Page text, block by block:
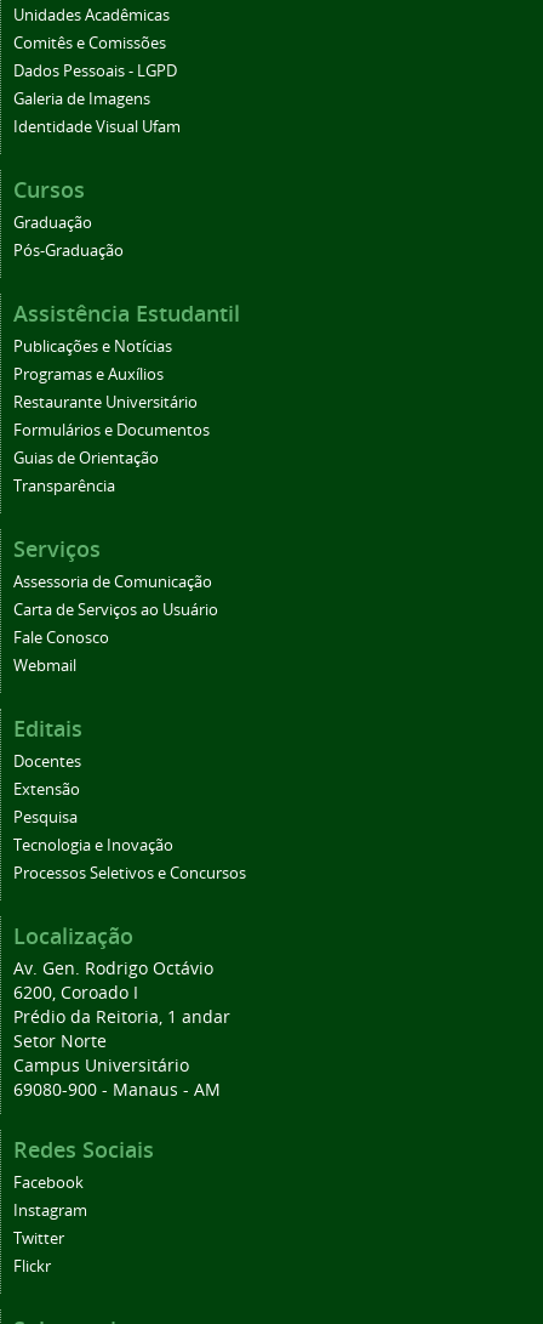
Unidades Acadêmicas
Comitês e Comissões
Dados Pessoais - LGPD
Galeria de Imagens
Identidade Visual Ufam
Cursos
Graduação
Pós-Graduação
Assistência Estudantil
Publicações e Notícias
Programas e Auxílios
Restaurante Universitário
Formulários e Documentos
Guias de Orientação
Transparência
Serviços
Assessoria de Comunicação
Carta de Serviços ao Usuário
Fale Conosco
Webmail
Editais
Docentes
Extensão
Pesquisa
Tecnologia e Inovação
Processos Seletivos e Concursos
Localização
Av. Gen. Rodrigo Octávio
6200, Coroado I
Prédio da Reitoria, 1 andar
Setor Norte
Campus Universitário
69080-900 - Manaus - AM
Redes Sociais
Facebook
Instagram
Twitter
Flickr